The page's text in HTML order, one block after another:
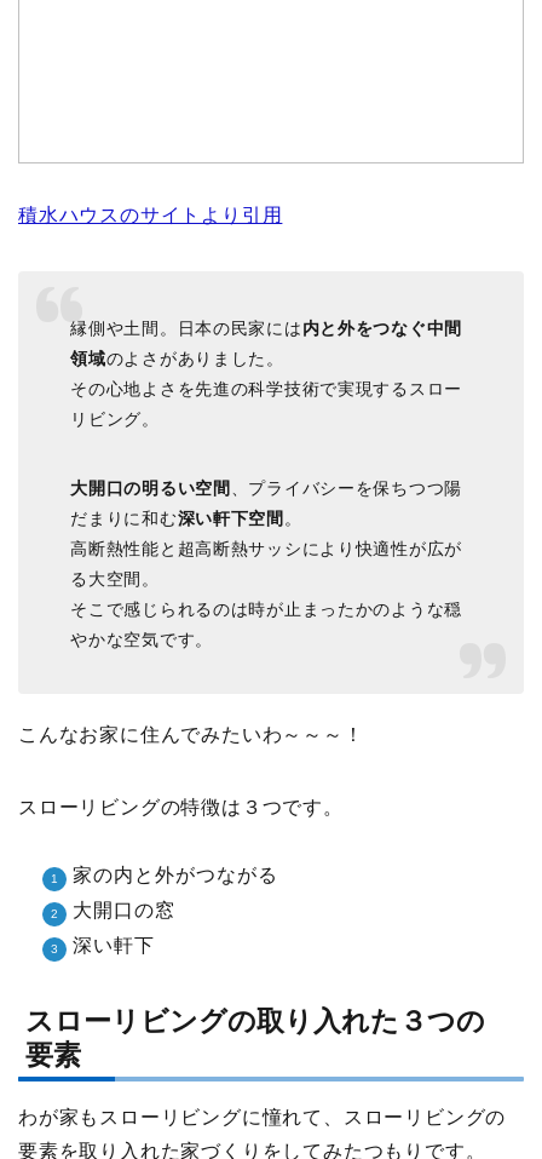
積水ハウスのサイトより引用
縁側や土間。日本の民家には内と外をつなぐ中間
領域のよさがありました。
その心地よさを先進の科学技術で実現するスロー
リビング。
大開口の明るい空間
、プライバシーを保ちつつ陽
だまりに和む深い軒下空間 。
高断熱性能と超高断熱サッシにより快適性が広が
る大空間。
そこで感じられるのは時が止まったかのような穏
やかな空気です。
こんなお家に住んでみたいわ～～～！
スローリビングの特徴は３つです。
家の内と外がつながる
大開口の窓
深い軒下
スローリビングの取り入れた３つの
要素
わが家もスローリビングに憧れて、スローリビングの
要素を取り入れた家づくりをしてみたつもりです。